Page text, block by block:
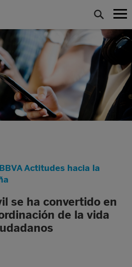
Actitudes hacia la
se ha convertido en
de la vida